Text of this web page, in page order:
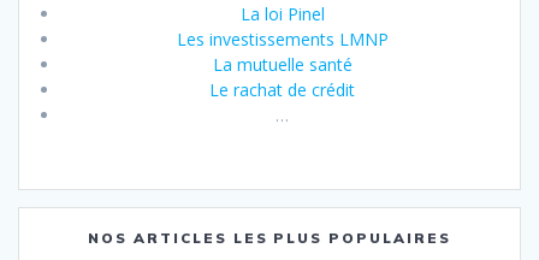
La loi Pinel
Les investissements LMNP
La mutuelle santé
Le rachat de crédit
…
NOS ARTICLES LES PLUS POPULAIRES